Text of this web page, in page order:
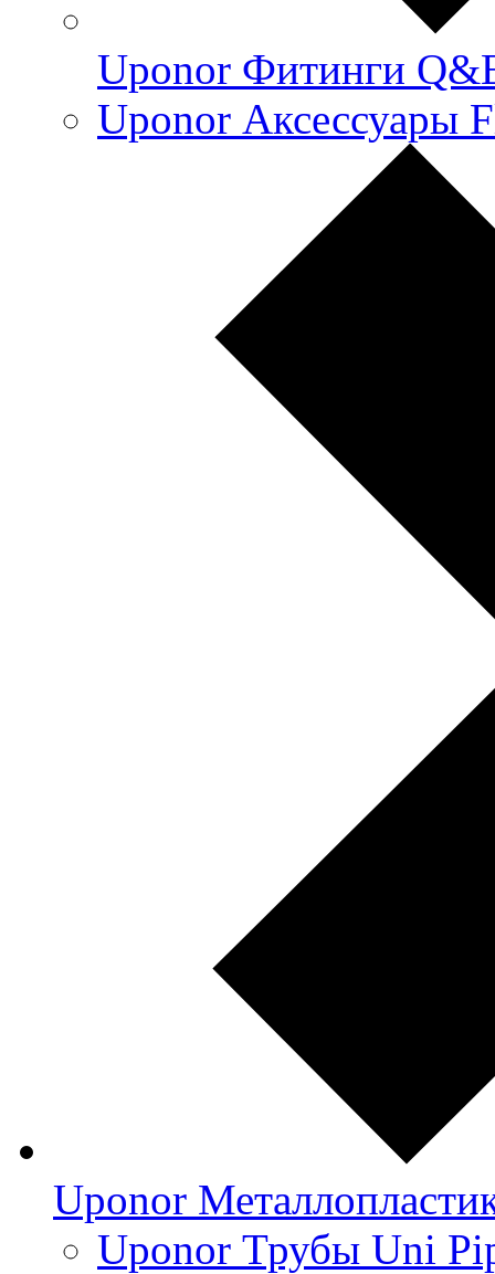
Uponor Фитинги
Uponor Аксессуары
Uponor
Uponor Трубы Uni